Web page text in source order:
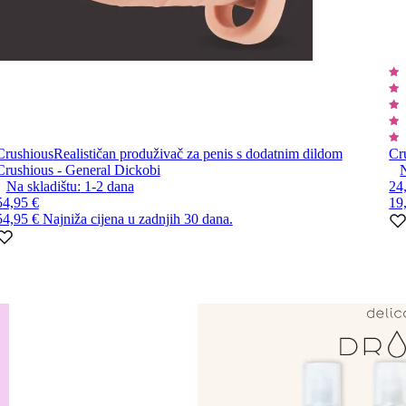
Realističan produživač za penis s dodatnim dildom
- General Dickobi
Na skladištu: 1-2 dana
€
€ Najniža cijena u zadnjih 30 dana.